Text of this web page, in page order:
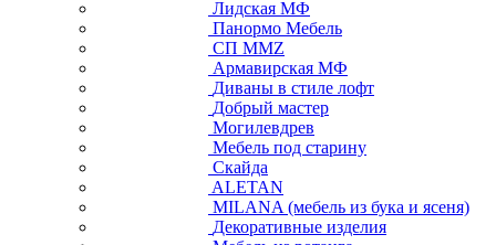
Лидская МФ
Панормо Мебель
СП ММZ
Армавирская МФ
Диваны в стиле лофт
Добрый мастер
Могилевдрев
Мебель под старину
Скайда
ALETAN
MILANA (мебель из бука и ясеня)
Декоративные изделия